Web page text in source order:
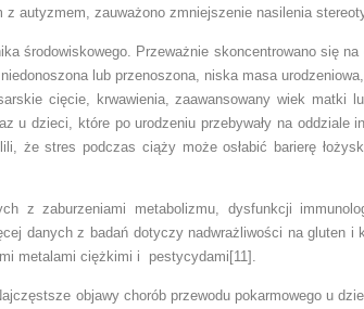
autyzmem, zauważono zmniejszenie nasilenia
środowiskowego. Przeważnie skoncentrowano się
lub przenoszona, niska masa
cięcie, krwawienia, zaawansowany wiek matki
dzieci, które po urodzeniu przebywały na oddziale
że stres podczas ciąży może osłabić barierę
z zaburzeniami metabolizmu, dysfunkcji
danych z badań dotyczy nadwrażliwości na gluten i
metalami ciężkimi i pestycydami[11].
objawy chorób przewodu pokarmowego u